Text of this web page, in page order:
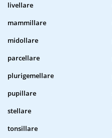
livellare
mammillare
midollare
parcellare
plurigemellare
pupillare
stellare
tonsillare